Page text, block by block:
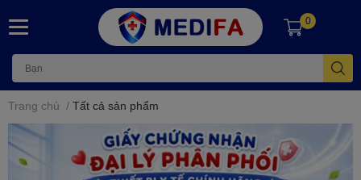
0
Trang chủ / Tất cả sản phẩm